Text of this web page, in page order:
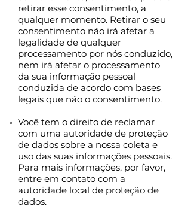
retirar esse consentimento, a
qualquer momento. Retirar o seu
consentimento não irá afetar a
legalidade de qualquer
processamento por nós conduzido,
nem irá afetar o processamento
da sua informação pessoal
conduzida de acordo com bases
legais que não o consentimento.
Você tem o direito de reclamar
com uma autoridade de proteção
de dados sobre a nossa coleta e
uso das suas informações pessoais.
Para mais informações, por favor,
entre em contato com a
autoridade local de proteção de
dados.